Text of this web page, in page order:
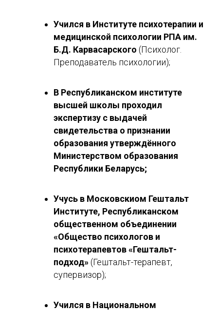
Учился в Институте психотерапии и
медицинской психологии РПА им.
Б.Д. Карвасарского (Психолог.
Преподаватель психологии);
В Республиканском институте
высшей школы проходил
экспертизу с выдачей
свидетельства о признании
образования утверждённого
Министерством образования
Республики Беларусь;
Учусь в Московскиом Гештальт
Институте, Республиканском
общественном объединении
«Общество психологов и
психотерапевтов «Гештальт-
подход»(Гештальт-терапевт,
супервизор);
Учился в Национальном